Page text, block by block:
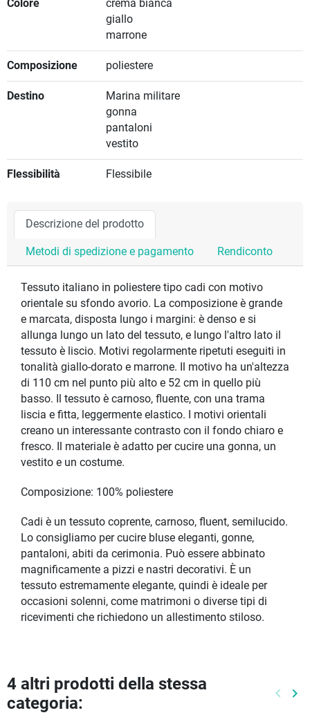
Colore
crema bianca
giallo
marrone
Composizione poliestere
Destino
Marina militare
gonna
pantaloni
vestito
Flessibilità Flessibile
Descrizione del prodotto
Metodi di spedizione e pagamento Rendiconto
Tessuto italiano in poliestere tipo cadi con motivo
orientale su sfondo avorio. La composizione è grande
e marcata, disposta lungo i margini: è denso e si
allunga lungo un lato del tessuto, e lungo l'altro lato il
tessuto è liscio. Motivi regolarmente ripetuti eseguiti in
tonalità giallo-dorato e marrone. Il motivo ha un'altezza
di 110 cm nel punto più alto e 52 cm in quello più
basso. Il tessuto è carnoso, fluente, con una trama
liscia e fitta, leggermente elastico. I motivi orientali
creano un interessante contrasto con il fondo chiaro e
fresco. Il materiale è adatto per cucire una gonna, un
vestito e un costume.
Composizione: 100% poliestere
Cadi è un tessuto coprente, carnoso, fluent, semilucido.
Lo consigliamo per cucire bluse eleganti, gonne,
pantaloni, abiti da cerimonia. Può essere abbinato
magnificamente a pizzi e nastri decorativi. È un
tessuto estremamente elegante, quindi è ideale per
occasioni solenni, come matrimoni o diverse tipi di
ricevimenti che richiedono un allestimento stiloso.
4 altri prodotti della stessa
categoria:
keyboard_arrow_left keyboard_arrow_right